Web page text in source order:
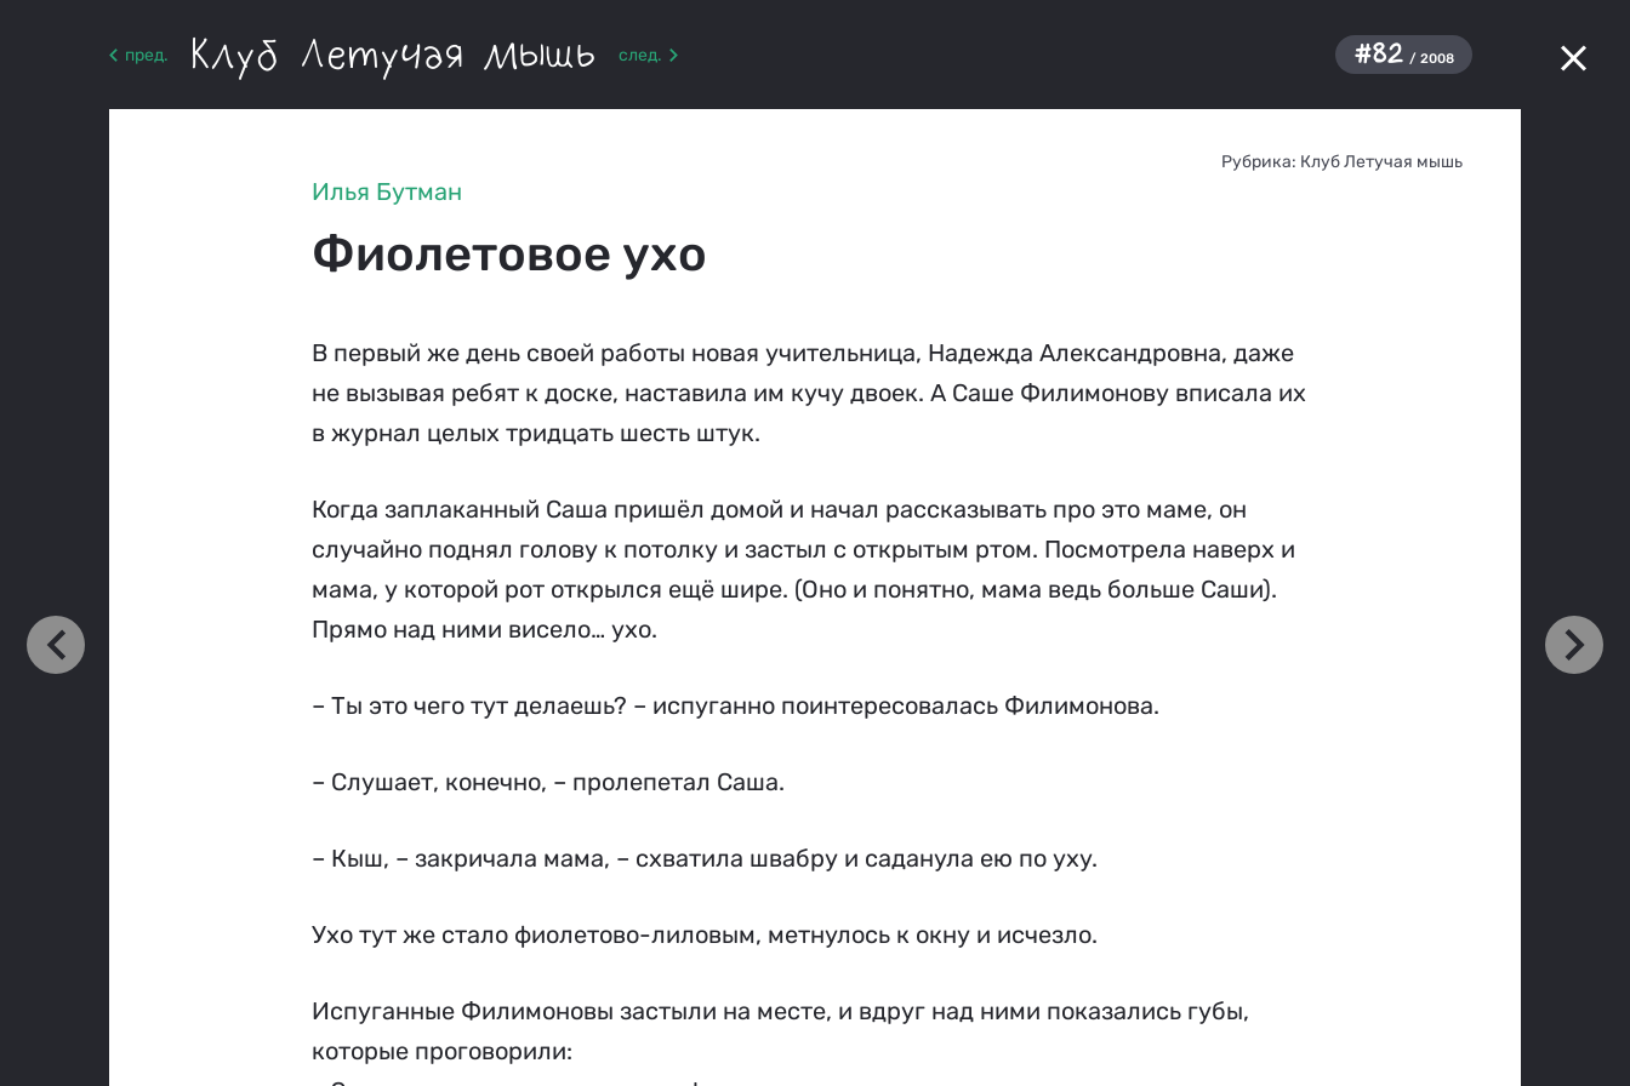
пред. Клуб Летучая мышь след. #82 / 2008
Рубрика: Клуб Летучая мышь
Илья Бутман
Фиолетовое ухо
В первый же день своей работы новая учительница, Надежда Александровна, даже
не вызывая ребят к доске, наставила им кучу двоек. А Саше Филимонову вписала их
в журнал целых тридцать шесть штук.
Когда заплаканный Саша пришёл домой и начал рассказывать про это маме, он
случайно поднял голову к потолку и застыл с открытым ртом. Посмотрела наверх и
мама, у которой рот открылся ещё шире. (Оно и понятно, мама ведь больше Саши).
Прямо над ними висело… ухо.
– Ты это чего тут делаешь? – испуганно поинтересовалась Филимонова.
– Слушает, конечно, – пролепетал Саша.
– Кыш, – закричала мама, – схватила швабру и саданула ею по уху.
Ухо тут же стало фиолетово-лиловым, метнулось к окну и исчезло.
Испуганные Филимоновы застыли на месте, и вдруг над ними показались губы,
которые проговорили: